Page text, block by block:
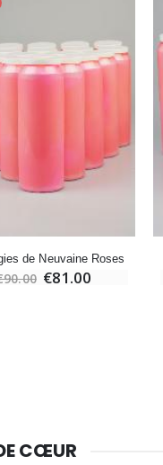
de Neuvaine Roses
€81.00
CŒUR